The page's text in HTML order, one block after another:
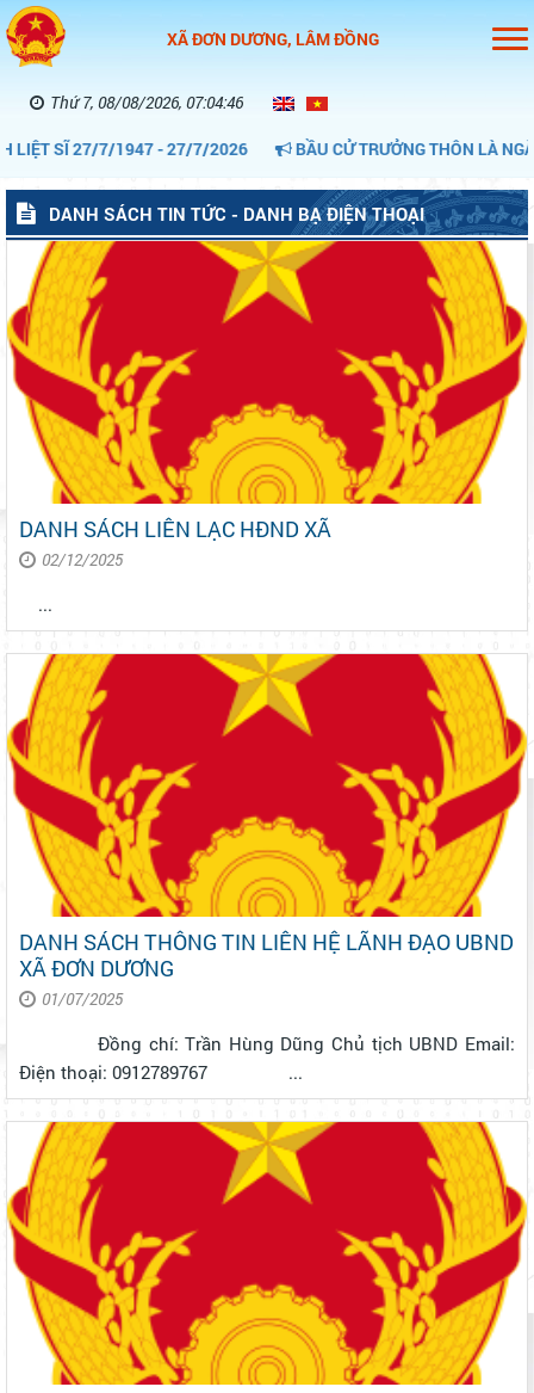
XÃ ĐƠN DƯƠNG, LÂM ĐỒNG
Thứ 7, 08/08/2026, 07:04:47
SĨ 27/7/1947 - 27/7/2026 BẦU CỬ TRƯỞNG THÔN LÀ NGÀY
DANH SÁCH TIN TỨC - DANH BẠ ĐIỆN THOẠI
DANH SÁCH LIÊN LẠC HĐND XÃ
02/12/2025
...
DANH SÁCH THÔNG TIN LIÊN HỆ LÃNH ĐẠO UBND
XÃ ĐƠN DƯƠNG
01/07/2025
Điện thoại: 0912789767 ...